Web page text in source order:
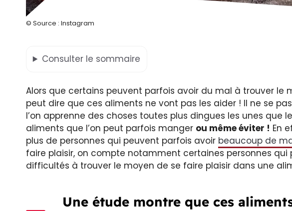
© Source : Instagram
Consulter le sommaire
Alors que certains peuvent parfois avoir du mal à trouver le
peut dire que ces aliments ne vont pas les aider ! Il ne se
l’on apprenne des choses toutes plus dingues les unes que
aliments que l’on peut parfois manger ou même éviter ! En
plus de personnes qui peuvent parfois avoir beaucoup de
faire plaisir, on compte notamment certaines personnes
difficultés à trouver le moyen de se faire plaisir dans une
Une étude montre que ces